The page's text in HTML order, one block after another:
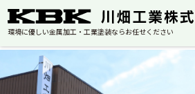
環境に優しい金属加工・工業塗装ならお任せください